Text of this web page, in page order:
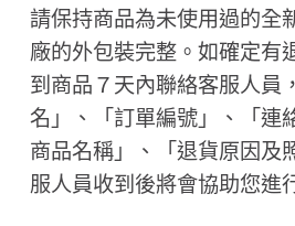
請保持商品為未使用過的全
廠的外包裝完整。如確定有
到商品７天內聯絡客服人員
名」、「訂單編號」、「連
商品名稱」、「退貨原因及
服人員收到後將會協助您進